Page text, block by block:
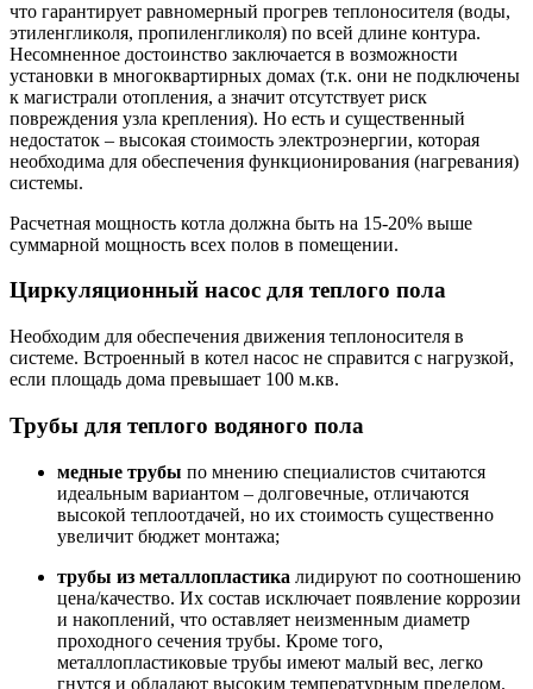
что гарантирует равномерный прогрев теплоносителя (воды,
этиленгликоля, пропиленгликоля) по всей длине контура.
Несомненное достоинство заключается в возможности
установки в многоквартирных домах (т.к. они не подключены
к магистрали отопления, а значит отсутствует риск
повреждения узла крепления). Но есть и существенный
недостаток – высокая стоимость электроэнергии, которая
необходима для обеспечения функционирования (нагревания)
системы.
Расчетная мощность котла должна быть на 15-20% выше
суммарной мощность всех полов в помещении.
Циркуляционный насос для теплого пола
Необходим для обеспечения движения теплоносителя в
системе. Встроенный в котел насос не справится с нагрузкой,
если площадь дома превышает 100 м.кв.
Трубы для теплого водяного пола
медные трубы по мнению специалистов считаются
идеальным вариантом – долговечные, отличаются
высокой теплоотдачей, но их стоимость существенно
увеличит бюджет монтажа;
трубы из металлопластика лидируют по соотношению
цена/качество. Их состав исключает появление коррозии
и накоплений, что оставляет неизменным диаметр
проходного сечения трубы. Кроме того,
металлопластиковые трубы имеют малый вес, легко
гнутся и обладают высоким температурным пределом.